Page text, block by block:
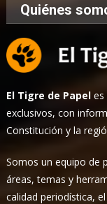
Quiénes
El Tigre de Papel es
exclusivos, con
Constitución y la
Somos un equipo de
áreas, temas y
calidad periodística,